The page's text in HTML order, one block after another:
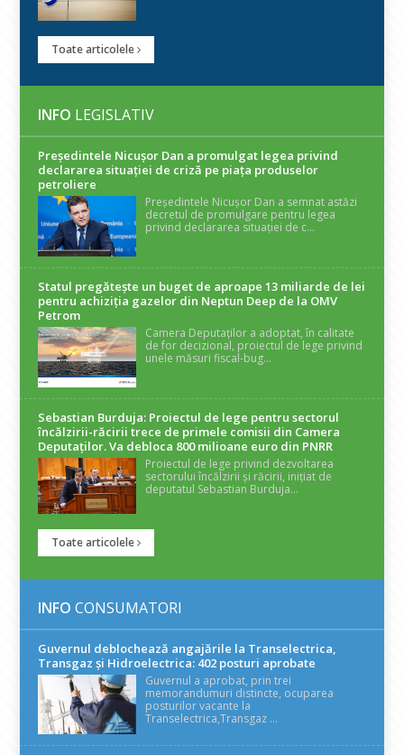
Toate articolele
INFO LEGISLATIV
Președintele Nicuşor Dan a promulgat legea privind
declararea situaţiei de criză pe piaţa produselor
petroliere
Președintele Nicușor Dan a semnat astăzi
decretul de promulgare pentru legea
privind declararea situației de c...
Statul pregătește un buget de aproape 13 miliarde de lei
pentru achiziția gazelor din Neptun Deep de la OMV
Petrom
Camera Deputaților a adoptat, în calitate
de for decizional, proiectul de lege privind
unele măsuri fiscal-bug...
Sebastian Burduja: Proiectul de lege pentru sectorul
încălzirii-răcirii trece de primele comisii din Camera
Deputaților. Va debloca 800 milioane euro din PNRR
Proiectul de lege privind dezvoltarea
sectorului încălzirii și răcirii, inițiat de
deputatul Sebastian Burduja...
Toate articolele
INFO CONSUMATORI
Guvernul deblochează angajările la Transelectrica,
Transgaz și Hidroelectrica: 402 posturi aprobate
Guvernul a aprobat, prin trei
memorandumuri distincte, ocuparea
posturilor vacante la
Transelectrica,Transgaz ...